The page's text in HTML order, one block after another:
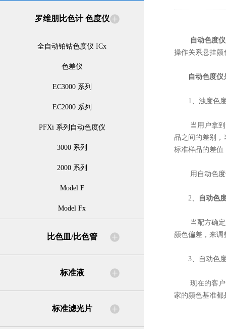
罗维朋比色计 色度仪
全自动铂钴色度仪 ICx
色差仪
EC3000 系列
EC2000 系列
PFXi 系列自动色度仪
3000 系列
2000 系列
Model F
Model Fx
比色皿/比色管
标准液
标准滤光片
自动色度仪
操作关系悬挂颜
自动色度仪
1、浊度色度
当用户拿到一
品之间的差别，
标准样品的差值
用自动色度仪
2、 自动色
当配方确定好
颜色偏差，来
3、自动色度
现在的客户一
家的颜色基准都